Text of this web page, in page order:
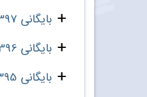
بایگانی 1397
بایگانی 1396
بایگانی 1395